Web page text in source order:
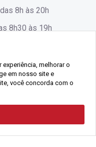
Florianópolis -
Salas 1, 2 e 3 -
8h às 20h
8h30 às 19h
O - Todos os direitos
37
melhorar o
em nosso site e
você concorda com o